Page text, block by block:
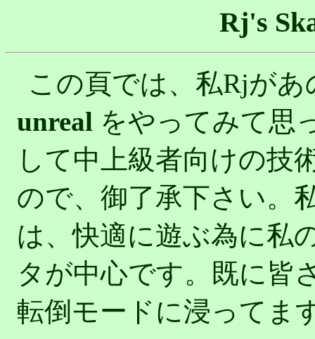
Rj's
この頁では、私Rjが
unreal をやってみて思
して中上級者向けの技
ので、御了承下さい。
は、快適に遊ぶ為に私
タが中心です。既に皆
転倒モードに浸ってま